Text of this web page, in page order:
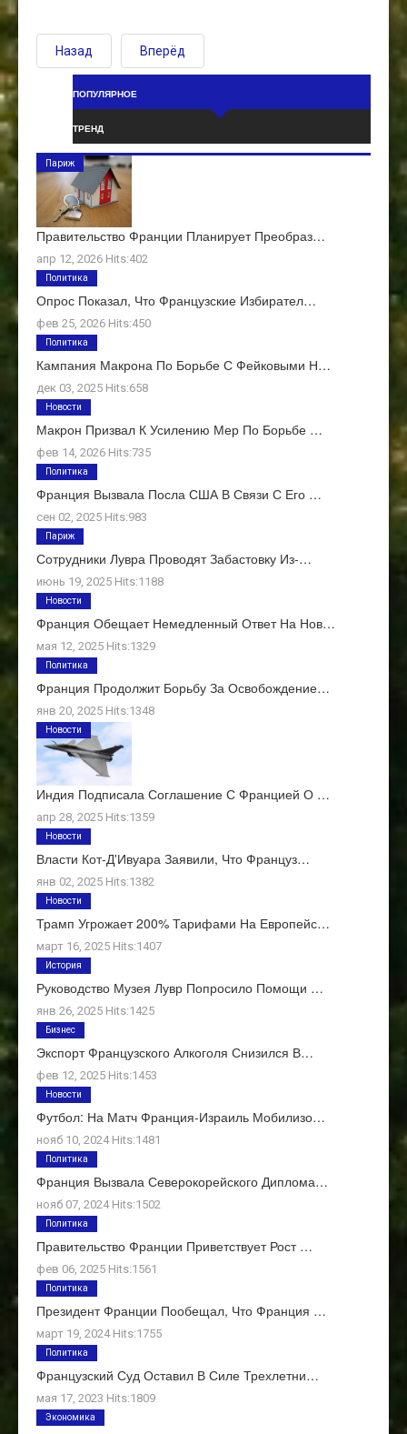
Назад Вперёд
ПОПУЛЯРНОЕ
ТРЕНД
Правительство Франции Планирует Преобраз…
апр 12, 2026 Hits:402
Париж
Опрос Показал, Что Французские Избирател…
фев 25, 2026 Hits:450
Политика
Кампания Макрона По Борьбе С Фейковыми Н…
дек 03, 2025 Hits:658
Политика
Макрон Призвал К Усилению Мер По Борьбе …
фев 14, 2026 Hits:735
Новости
Франция Вызвала Посла США В Связи С Его …
сен 02, 2025 Hits:983
Политика
Сотрудники Лувра Проводят Забастовку Из-…
июнь 19, 2025 Hits:1188
Париж
Франция Обещает Немедленный Ответ На Нов…
мая 12, 2025 Hits:1329
Новости
Франция Продолжит Борьбу За Освобождение…
янв 20, 2025 Hits:1348
Политика
Индия Подписала Соглашение С Францией О …
апр 28, 2025 Hits:1359
Новости
Власти Кот-Д'Ивуара Заявили, Что Француз…
янв 02, 2025 Hits:1382
Новости
Трамп Угрожает 200% Тарифами На Европейс…
март 16, 2025 Hits:1407
Новости
Руководство Музея Лувр Попросило Помощи …
янв 26, 2025 Hits:1425
История
Экспорт Французского Алкоголя Снизился В…
фев 12, 2025 Hits:1453
Бизнес
Футбол: На Матч Франция-Израиль Мобилизо…
нояб 10, 2024 Hits:1481
Новости
Франция Вызвала Северокорейского Диплома…
нояб 07, 2024 Hits:1502
Политика
Правительство Франции Приветствует Рост …
фев 06, 2025 Hits:1561
Политика
Президент Франции Пообещал, Что Франция …
март 19, 2024 Hits:1755
Политика
Французский Суд Оставил В Силе Трехлетни…
мая 17, 2023 Hits:1809
Политика
Экономика